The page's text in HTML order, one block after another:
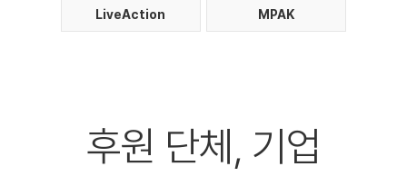
LiveAction MPAK
후원 단체, 기업